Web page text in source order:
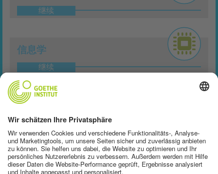
继续
信息学
继续
光学
继续
医学